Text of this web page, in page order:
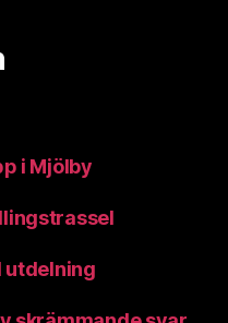
i Mjölby
utdelning